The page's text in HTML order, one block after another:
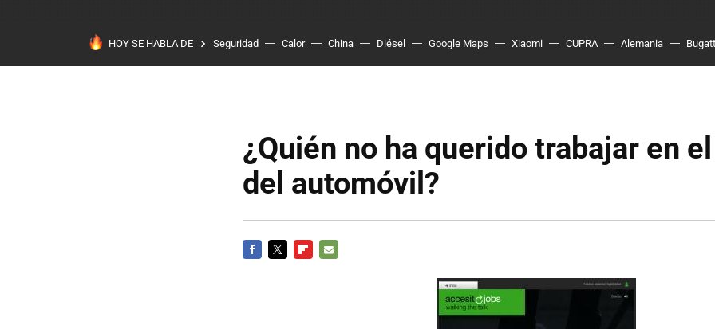
HOY SE HABLA DE Seguridad Calor China Diésel Google Maps Xiaomi CUPRA Alemania
¿Quién no ha querido trabajar en
del automóvil?